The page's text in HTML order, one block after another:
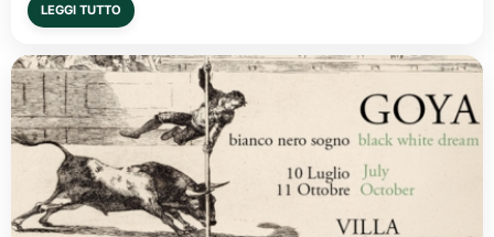
LEGGI TUTTO